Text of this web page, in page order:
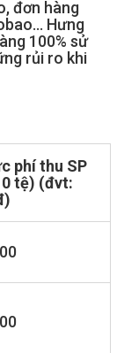
đơn hàng
Hưng
100% sử
rủi ro khi
phí thu SP
tệ) (đvt: